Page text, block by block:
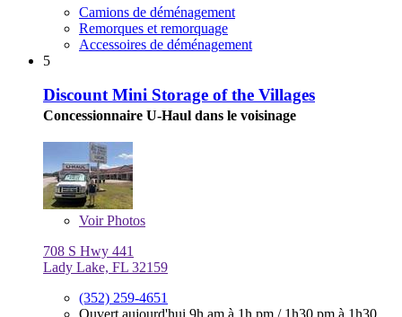
Camions de déménagement
Remorques et remorquage
Accessoires de déménagement
5
Discount Mini Storage of the Villages
Concessionnaire U-Haul dans le voisinage
VoirPhotos
708 S Hwy 441
Lady Lake, FL 32159
(352) 259-4651
Ouvert aujourd'hui 9h am à 1h pm / 1h30 pm à 1h30